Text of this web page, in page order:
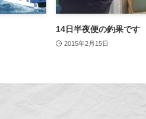
14日半夜便の釣果です
2015年2月15日